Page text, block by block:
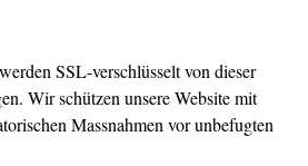
SSL-verschlüsselt von dieser
Wir schützen unsere Website mit
Massnahmen vor unbefugten